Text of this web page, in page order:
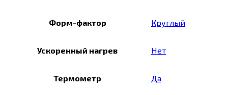
Форм-фактор Круглый
Ускоренный нагрев Нет
Термометр Да